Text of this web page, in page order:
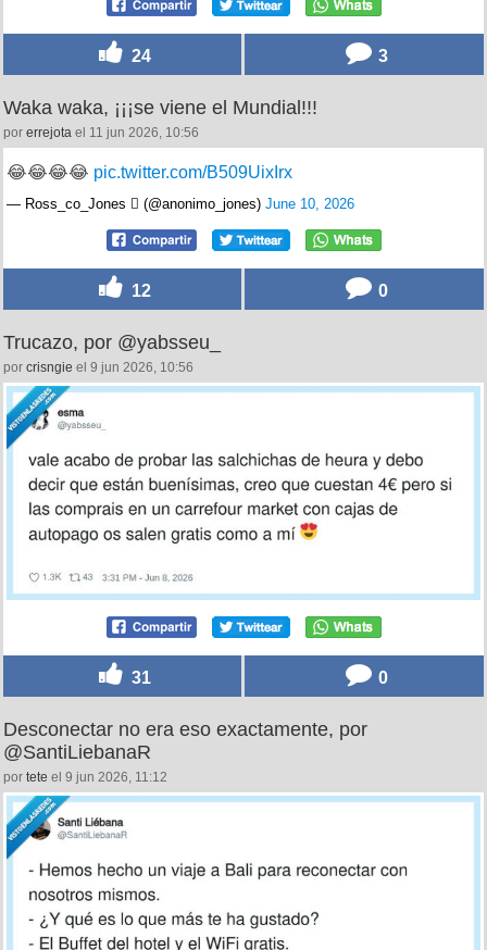
24 3
Waka waka, ¡¡¡se viene el Mundial!!!
por errejota el 11 jun 2026, 10:56
😂😂😂😂 pic.twitter.com/B509UixIrx
— Ross_co_Jones  (@anonimo_jones) June 10, 2026
12 0
Trucazo, por @yabsseu_
por crisngie el 9 jun 2026, 10:56
31 0
Desconectar no era eso exactamente, por
@SantiLiebanaR
por tete el 9 jun 2026, 11:12